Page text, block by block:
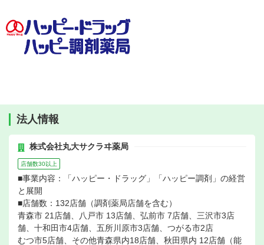
法人情報
株式会社丸大サクラヰ薬局
店舗数30以上
■事業内容：「ハッピー・ドラッグ」「ハッピー調剤」の経営
と展開
■店舗数：132店舗（調剤薬局店舗を含む）
青森市 21店舗、八戸市 13店舗、弘前市 7店舗、三沢市3店
舗、十和田市4店舗、五所川原市3店舗、つがる市2店
むつ市5店舗、その他青森県内18店舗、秋田県内 12店舗（能